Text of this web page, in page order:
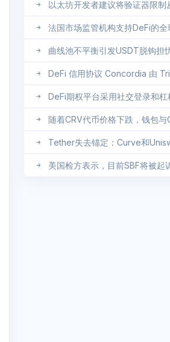
以太坊开发者建议将验证器限制
法国市场监管机构支持DeFi的全
曲线池不平衡引发USDT脱钩担
DeFi 信用协议 Concordia 由
DeFi期权平台采用社交登录和杠
随着CRV代币价格下跌，钱包与
Tether失去锚定：Curve和
美国检方表示，目前SBF将被起